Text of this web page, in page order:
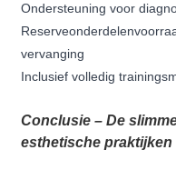
Ondersteuning voor
vervanging
Inclusief volledig
Conclusie – De
esthetische praktijken